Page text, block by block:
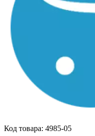
Код товара: 4985-05